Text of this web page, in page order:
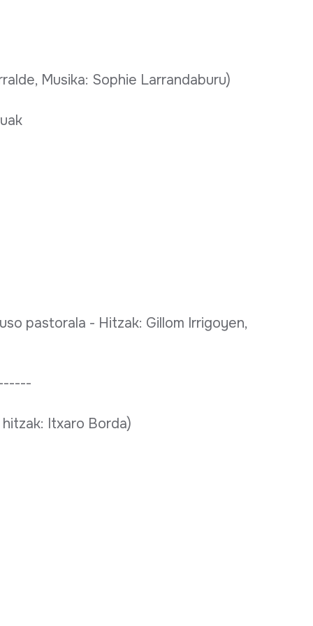
Musika: Sophie Larrandaburu)
pastorala - Hitzak: Gillom Irrigoyen,
Itxaro Borda)